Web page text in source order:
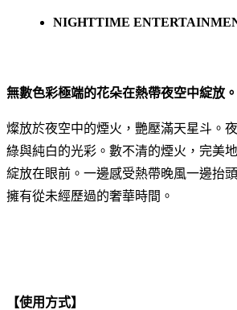
NIGHTTIME
無數色彩極端的花朵在熱帶夜空中綻放。
燦放於夜空中的煙火，艷壓滿天星斗。
綠與純白的光彩。數不清的煙火，完美
綻放在眼前。一邊感受熱帶晚風一邊抬
擁有從未經歷過的奢華時間。
【使用方式】